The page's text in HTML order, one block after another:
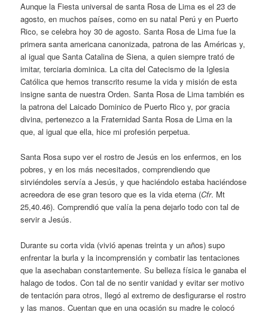
Aunque la Fiesta universal de santa Rosa de Lima es el 23 de
agosto, en muchos países, como en su natal Perú y en Puerto
Rico, se celebra hoy 30 de agosto. Santa Rosa de Lima fue la
primera santa americana canonizada, patrona de las Américas y,
al igual que Santa Catalina de Siena, a quien siempre trató de
imitar, terciaria dominica. La cita del Catecismo de la Iglesia
Católica que hemos transcrito resume la vida y misión de esta
insigne santa de nuestra Orden. Santa Rosa de Lima también es
la patrona del Laicado Dominico de Puerto Rico y, por gracia
divina, pertenezco a la Fraternidad Santa Rosa de Lima en la
que, al igual que ella, hice mi profesión perpetua.
Santa Rosa supo ver el rostro de Jesús en los enfermos, en los
pobres, y en los más necesitados, comprendiendo que
sirviéndoles servía a Jesús, y que haciéndolo estaba haciéndose
acreedora de ese gran tesoro que es la vida eterna (Cfr. Mt
25,40.46). Comprendió que valía la pena dejarlo todo con tal de
servir a Jesús.
Durante su corta vida (vivió apenas treinta y un años) supo
enfrentar la burla y la incomprensión y combatir las tentaciones
que la asechaban constantemente. Su belleza física le ganaba el
halago de todos. Con tal de no sentir vanidad y evitar ser motivo
de tentación para otros, llegó al extremo de desfigurarse el rostro
y las manos. Cuentan que en una ocasión su madre le colocó